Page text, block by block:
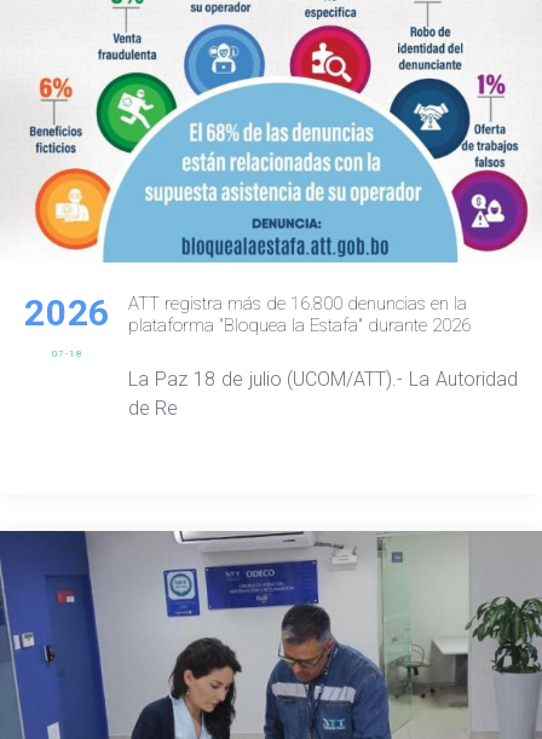
2026
07-18
ATT registra más de 16.800 denuncias en la
plataforma "Bloquea la Estafa" durante 2026
La Paz 18 de julio (UCOM/ATT).- La Autoridad
de Re